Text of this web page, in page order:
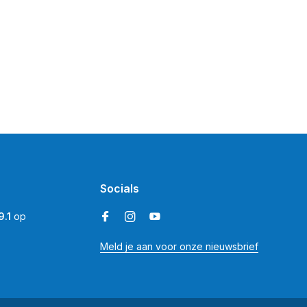
op
Socials
Meld je aan voor onze nieuwsbrief